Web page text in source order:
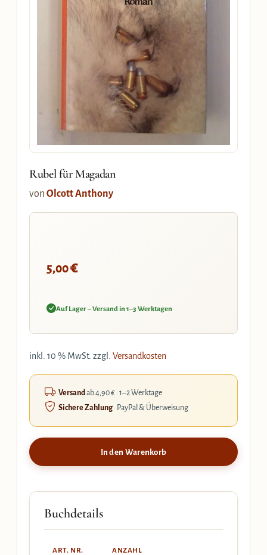
Rubel für Magadan
von Olcott Anthony
5,00€
Auf Lager – Versand in 1–3 Werktagen
inkl. 10 % MwSt. zzgl. Versandkosten
Versandab 4,90 € · 1–2 Werktage
Sichere Zahlung· PayPal & Überweisung
In den Warenkorb
Buchdetails
ART. NR.
ANZAHL